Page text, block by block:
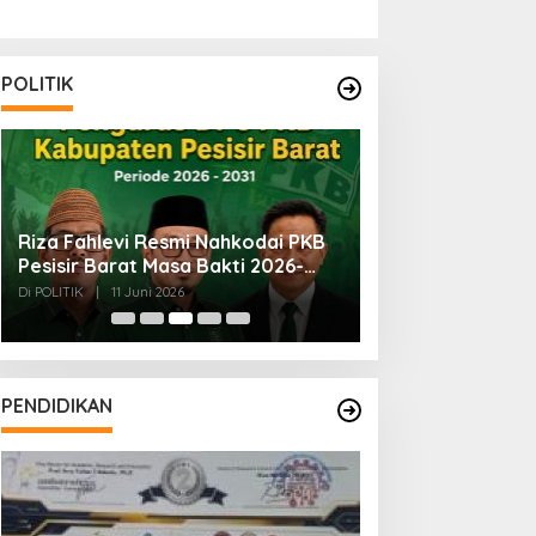
POLITIK
Riza Fahlevi Resmi Nahkodai PKB
Pesisir Barat Masa Bakti 2026-
2031
Di POLITIK | 11 Juni 2026
PENDIDIKAN